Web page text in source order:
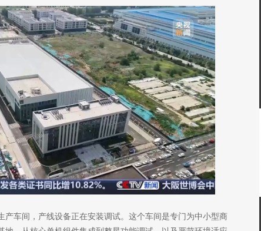
产车间，产线设备正在安装调试。这个车间是专门为中小型商